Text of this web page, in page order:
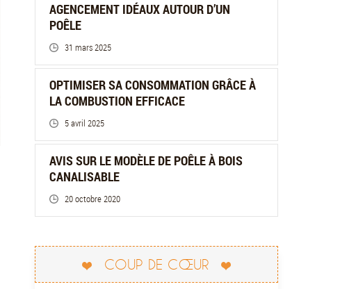
AGENCEMENT IDÉAUX AUTOUR D’UN
POÊLE
31 mars 2025
OPTIMISER SA CONSOMMATION GRÂCE À
LA COMBUSTION EFFICACE
5 avril 2025
AVIS SUR LE MODÈLE DE POÊLE À BOIS
CANALISABLE
20 octobre 2020
COUP DE CŒUR